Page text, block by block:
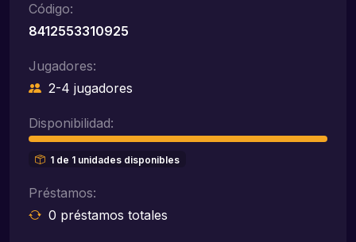
Código:
8412553310925
Jugadores:
2-4 jugadores
Disponibilidad:
1 de 1 unidades disponibles
Préstamos:
0 préstamos totales